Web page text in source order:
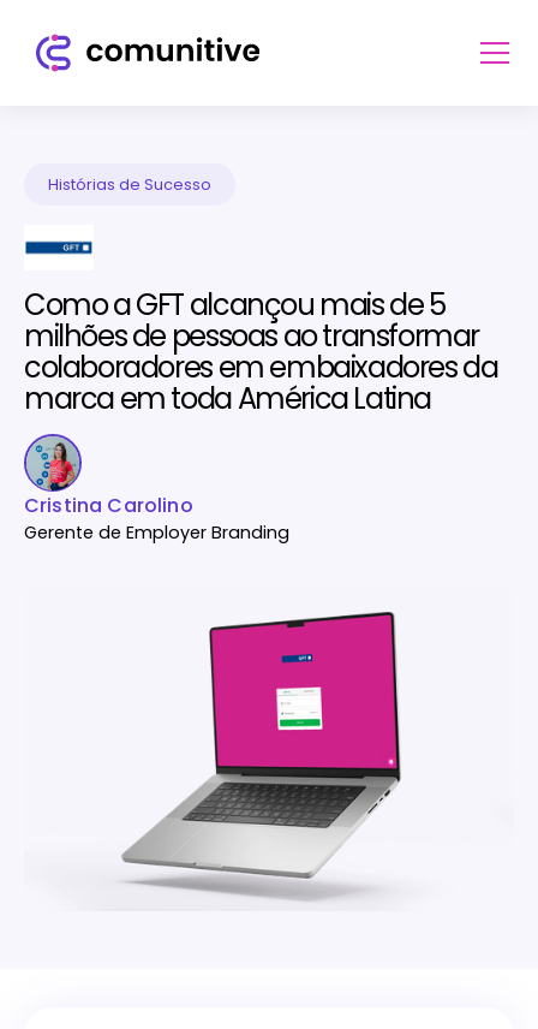
Histórias de Sucesso
Como a GFT alcançou mais de 5
milhões de pessoas ao transformar
colaboradores em embaixadores da
marca em toda América Latina
Cristina Carolino
Gerente de Employer Branding